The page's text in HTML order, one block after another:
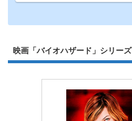
映画「バイオハザード」シリーズ